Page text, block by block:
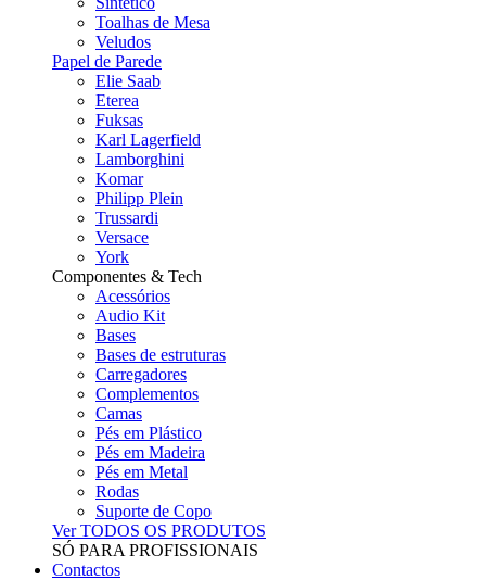
Toalhas de Mesa
Veludos
Papel de Parede
Elie Saab
Eterea
Fuksas
Karl Lagerfield
Lamborghini
Komar
Philipp Plein
Trussardi
Versace
York
Componentes & Tech
Acessórios
Audio Kit
Bases
Bases de estruturas
Carregadores
Complementos
Camas
Pés em Plástico
Pés em Madeira
Pés em Metal
Rodas
Suporte de Copo
Ver TODOS OS PRODUTOS
SÓ PARA PROFISSIONAIS
Contactos